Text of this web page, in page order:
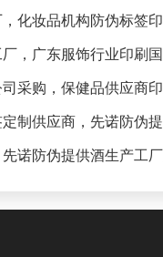
化妆品机构防伪标签
，广东服饰行业印刷
采购，保健品供应商
定制供应商，先诺防伪
诺防伪提供酒生产工